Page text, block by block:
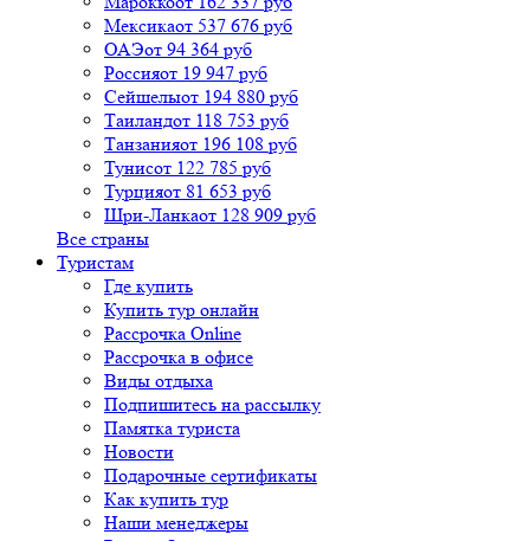
Мексикаот 537 676 руб
ОАЭот 94 364 руб
Россияот 19 947 руб
Сейшелыот 194 880 руб
Таиландот 118 753 руб
Танзанияот 196 108 руб
Тунисот 122 785 руб
Турцияот 81 653 руб
Шри-Ланкаот 128 909 руб
Все страны
Туристам
Где купить
Купить тур онлайн
Рассрочка Online
Рассрочка в офисе
Виды отдыха
Подпишитесь на рассылку
Памятка туриста
Новости
Подарочные сертификаты
Как купить тур
Наши менеджеры